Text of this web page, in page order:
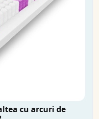
cu arcuri de